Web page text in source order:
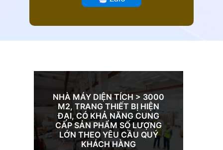
NHÀ MÁY DIỆN TÍCH > 3000
M2, TRANG THIẾT BỊ HIỆN
ĐẠI, CÓ KHẢ NĂNG CUNG
CẤP SẢN PHẨM SỐ LƯỢNG
LỚN THEO YÊU CẦU QUÝ
KHÁCH HÀNG